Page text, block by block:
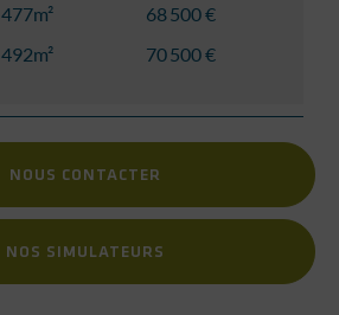
477m²
68 500 €
492m² 70 500 €
NOUS CONTACTER
NOS SIMULATEURS